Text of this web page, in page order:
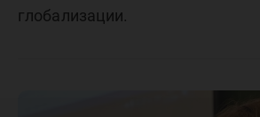
глобализации.